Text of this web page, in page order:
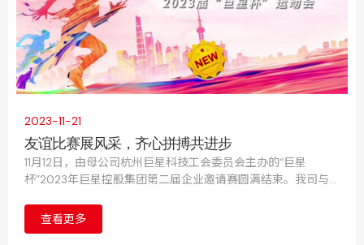
2023-11-21
友谊比赛展风采，齐心拼搏共进步
11月12日，由母公司杭州巨星科技工会委员会主办的“巨星
杯”2023年巨星控股集团第二届企业邀请赛圆满结束。我司与
量。查看更多